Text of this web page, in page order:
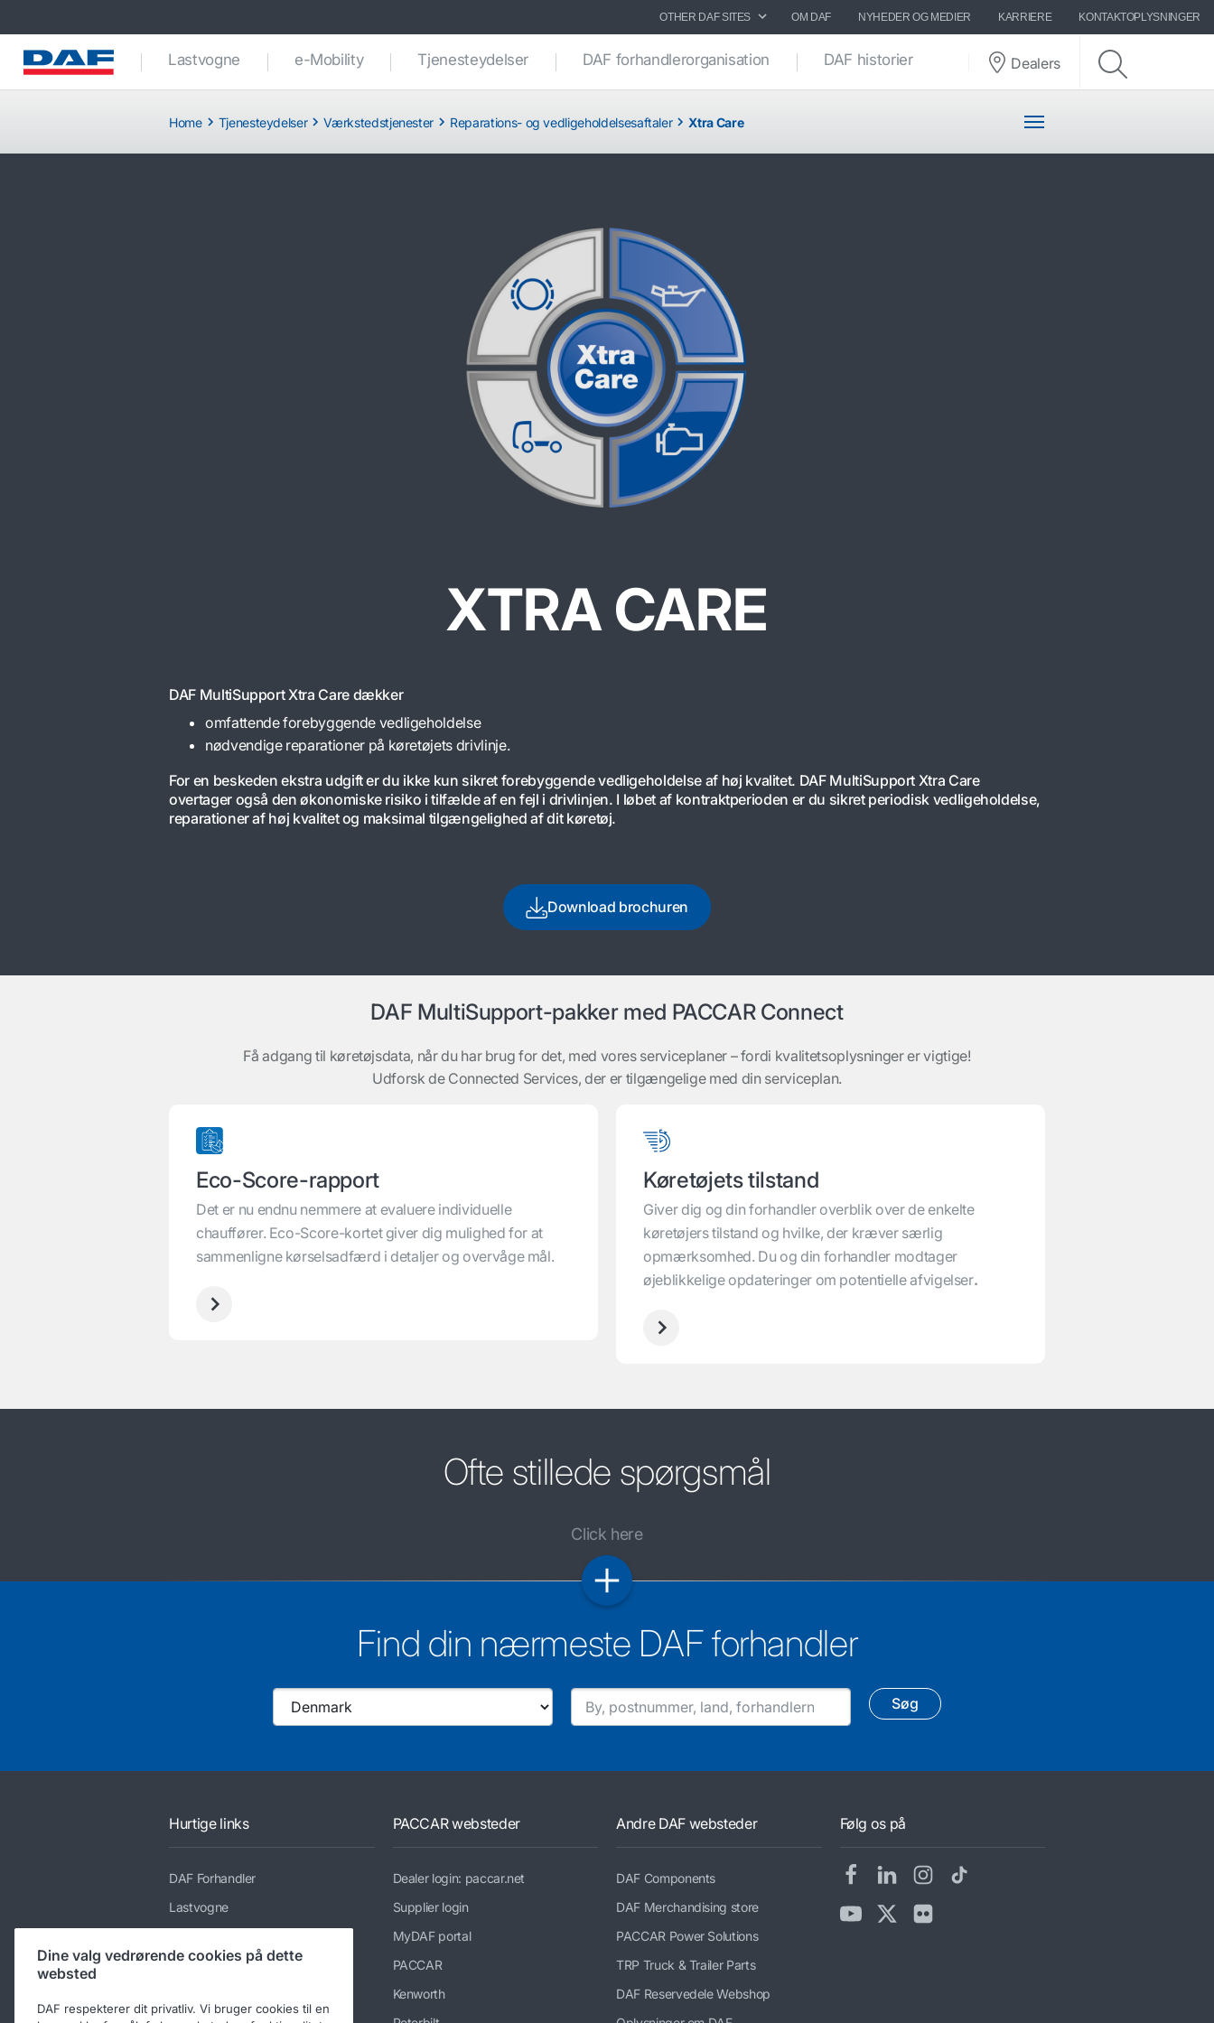
OTHER DAF SITES OM DAF NYHEDER OG MEDIER KARRIERE KONTAKTOPLYSNINGER
Lastvogne e-Mobility Tjenesteydelser DAF forhandlerorganisation DAF historier Dealers
Home Tjenesteydelser Værkstedstjenester Reparations- og vedligeholdelsesaftaler Xtra Care
XTRA CARE
DAF MultiSupport Xtra Care dækker
omfattende forebyggende vedligeholdelse
nødvendige reparationer på køretøjets drivlinje.
For en beskeden ekstra udgift er du ikke kun sikret forebyggende vedligeholdelse af høj kvalitet. DAF MultiSupport Xtra Care
overtager også den økonomiske risiko i tilfælde af en fejl i drivlinjen. I løbet af kontraktperioden er du sikret periodisk vedligeholdelse,
reparationer af høj kvalitet og maksimal tilgængelighed af dit køretøj.
Download brochuren
DAF MultiSupport-pakker med PACCAR Connect
Få adgang til køretøjsdata, når du har brug for det, med vores serviceplaner – fordi kvalitetsoplysninger er vigtige!
Udforsk de Connected Services, der er tilgængelige med din serviceplan.
Eco-Score-rapport
Det er nu endnu nemmere at evaluere individuelle
chauffører. Eco-Score-kortet giver dig mulighed for at
sammenligne kørselsadfærd i detaljer og overvåge mål.
Køretøjets tilstand
Giver dig og din forhandler overblik over de enkelte
køretøjers tilstand og hvilke, der kræver særlig
opmærksomhed. Du og din forhandler modtager
øjeblikkelige opdateringer om potentielle afvigelser.
Ofte stillede spørgsmål
Click here
Find din nærmeste DAF forhandler
Søg
Hurtige links
DAF Forhandler
Lastvogne
Nyheder og medier
PACCAR websteder
Dealer login: paccar.net
Supplier login
MyDAF portal
PACCAR
Kenworth
Andre DAF websteder
DAF Components
DAF Merchandising store
PACCAR Power Solutions
TRP Truck & Trailer Parts
DAF Reservedele Webshop
Følg os på
Dine valg vedrørende cookies på dette
websted
DAF respekterer dit privatliv. Vi bruger cookies til en